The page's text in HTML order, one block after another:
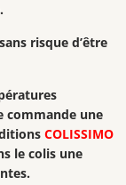
risque d’être
commande une
COLISSIMO
le colis une